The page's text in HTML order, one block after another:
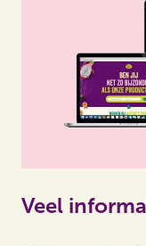
Veel